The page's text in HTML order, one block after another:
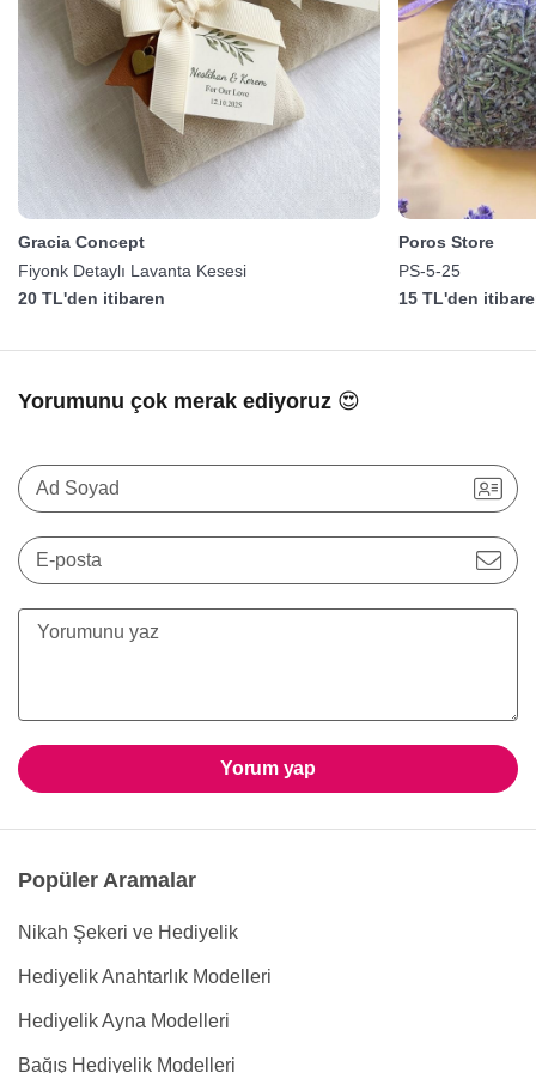
Gracia Concept
Fiyonk Detaylı Lavanta Kesesi
20 TL'den itibaren
Poros Store
PS-5-25
15 TL'den
Yorumunu çok merak ediyoruz 😍
Ad Soyad
E-posta
Yorum yap
Popüler Aramalar
Nikah Şekeri ve Hediyelik
Hediyelik Anahtarlık Modelleri
Hediyelik Ayna Modelleri
Bağış Hediyelik Modelleri